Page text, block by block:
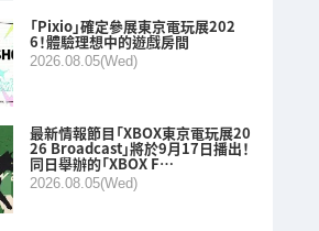
「Pixio」確定參展東京電玩展202
6！體驗理想中的遊戲房間
2026.08.05(Wed)
最新情報節目「XBOX東京電玩展20
26 Broadcast」將於9月17日播出！
同日舉辦的「XBOX F…
2026.08.05(Wed)